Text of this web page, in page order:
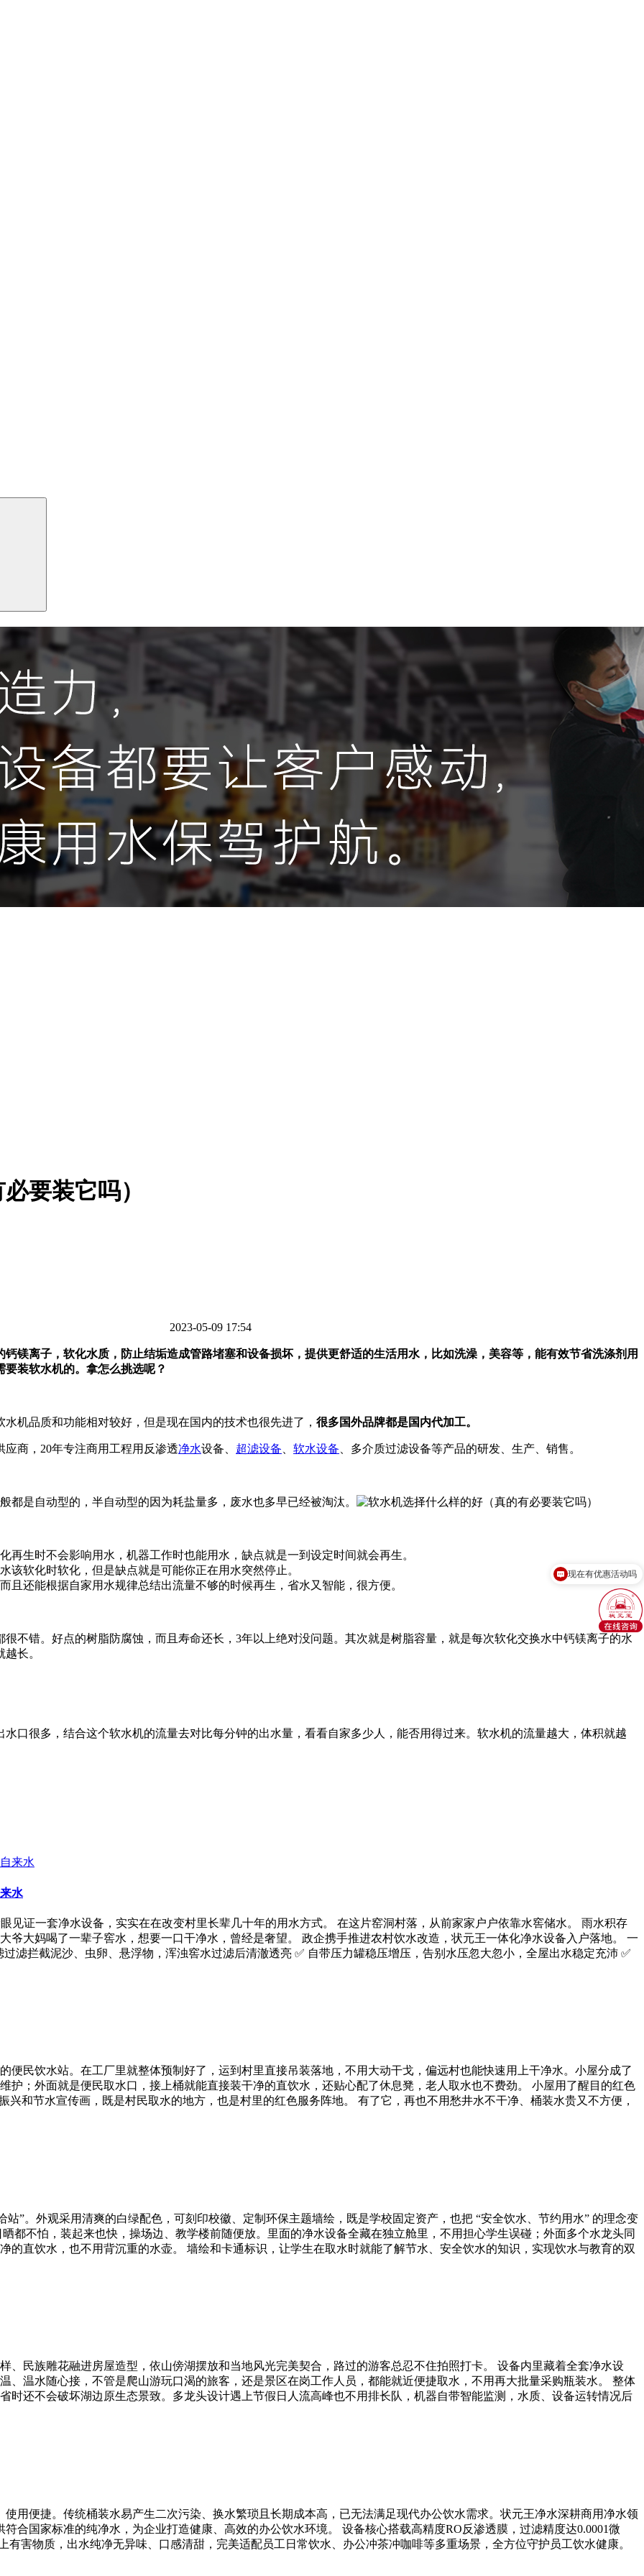
要装它吗）
2023-05-09 17:54
镁离子，软化水质，防止结垢造成管路堵塞和设备损坏，提供更舒适的生活用水，比如洗澡，美容等，能有效节省洗涤剂用
装软水机的。拿怎么挑选呢？
机品质和功能相对较好，但是现在国内的技术也很先进了， 很多国外品牌都是国内代加工。
商，20年专注商用工程用反渗透净水设备、 超滤设备 软水设备 、多介质过滤设备等产品的研发、生产、销售。
是自动型的，半自动型的因为耗盐量多，废水也多早已经被淘汰。
再生时不会影响用水，机器工作时也能用水，缺点就是一到设定时间就会再生。
该软化时软化，但是缺点就是可能你正在用水突然停止。
且还能根据自家用水规律总结出流量不够的时候再生，省水又智能，很方便。
不错。好点的树脂防腐蚀，而且寿命还长，3年以上绝对没问题。其次就是树脂容量，就是每次软化交换水中钙镁离子的水
长。
口很多，结合这个软水机的流量去对比每分钟的出水量，看看自家多少人，能否用得过来。软水机的流量越大，体积就越
水
见证一套净水设备，实实在在改变村里长辈几十年的用水方式。 在这片窑洞村落，从前家家户户依靠水窖储水。 雨水积存
爷大妈喝了一辈子窖水，想要一口干净水，曾经是奢望。 政企携手推进农村饮水改造，状元王一体化净水设备入户落地。 一
滤拦截泥沙、虫卵、悬浮物，浑浊窖水过滤后清澈透亮 ✅ 自带压力罐稳压增压，告别水压忽大忽小，全屋出水稳定充沛 ✅
便民饮水站。在工厂里就整体预制好了，运到村里直接吊装落地，不用大动干戈，偏远村也能快速用上干净水。小屋分成了
护；外面就是便民取水口，接上桶就能直接装干净的直饮水，还贴心配了休息凳，老人取水也不费劲。 小屋用了醒目的红色
兴和节水宣传画，既是村民取水的地方，也是村里的红色服务阵地。 有了它，再也不用愁井水不干净、桶装水贵又不方便，
”。外观采用清爽的白绿配色，可刻印校徽、定制环保主题墙绘，既是学校固定资产，也把 “安全饮水、节约用水” 的理念变
都不怕，装起来也快，操场边、教学楼前随便放。里面的净水设备全藏在独立舱里，不用担心学生误碰；外面多个水龙头同
的直饮水，也不用背沉重的水壶。 墙绘和卡通标识，让学生在取水时就能了解节水、安全饮水的知识，实现饮水与教育的双
、民族雕花融进房屋造型，依山傍湖摆放和当地风光完美契合，路过的游客总忍不住拍照打卡。 设备内里藏着全套净水设
、温水随心接，不管是爬山游玩口渴的旅客，还是景区在岗工作人员，都能就近便捷取水，不用再大批量采购瓶装水。 整体
时还不会破坏湖边原生态景致。多龙头设计遇上节假日人流高峰也不用排长队，机器自带智能监测，水质、设备运转情况后
用便捷。传统桶装水易产生二次污染、换水繁琐且长期成本高，已无法满足现代办公饮水需求。状元王净水深耕商用净水领
合国家标准的纯净水，为企业打造健康、高效的办公饮水环境。 设备核心搭载高精度RO反渗透膜，过滤精度达0.0001微
害物质，出水纯净无异味、口感清甜，完美适配员工日常饮水、办公冲茶冲咖啡等多重场景，全方位守护员工饮水健康。
可以介绍下你们的产品么？